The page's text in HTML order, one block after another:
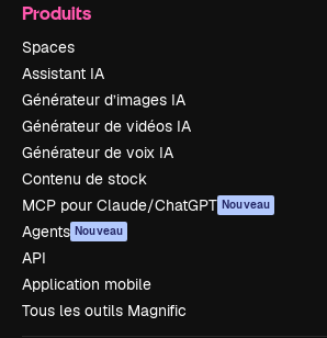
Produits
Spaces
Assistant IA
Générateur d’images IA
Générateur de vidéos IA
Générateur de voix IA
Contenu de stock
MCP pour Claude/ChatGPT Nouveau
Agents Nouveau
API
Application mobile
Tous les outils Magnific